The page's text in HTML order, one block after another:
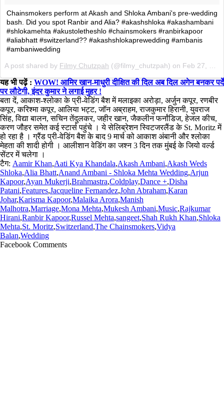
Chainsmokers perform at Akash and Shloka Ambani's pre-wedding
bash. Did you spot Ranbir and Alia? #akashshloka #akashambani
#shlokamehta #akustoletheshlo #chainsmokers #ranbirkapoor
#aliabhatt #switzerland?? #akashshlokaprewedding #ambanis
#ambaniwedding
A post shared by Filmy Chutzpah (@filmy_chutzpah) on Feb 27, 2019 at 12:57am PST
यह भी पढ़ें : WOW! आमिर खान-माधुरी दीक्षित की दिल अब दिल अगेन बनकर पर्दे
पर लौटेगी, इंदर कुमार ने लगाई मुहर !
बता दें, आकाश-श्लोका के प्री-वेडिंग बैश में मलाइका अरोड़ा, अर्जुन कपूर, रणबीर
कपूर, करिश्मा कपूर, आलिया भट्ट, जॉन अब्राहम, राजकुमार हिरानी, युवराज
सिंह, विद्या बालन, सचिन तेंदुलकर, जहीर खान, जैकलीन फर्नांडिज, हेजल कीच,
करण जौहर समेत कई स्टार्स पहुंचे । ये सेलिब्रेशन स्विटजरलैंड के St. Moritz में
हो रहा है । ग्रैंड प्री-वेडिंग बैश के बाद 9 मार्च को आकाश अंबानी और श्लोका
मेहता की शादी होगी । आलीशान वेडिंग का जश्न 3 दिन तक मुंबई के जियो वर्ल्ड
सेंटर में चलेगा ।
टैग: Aamir Khan,Aati Kya Khandala,Akash Ambani,Akash Weds
Shloka,Alia Bhatt,Anand Ambani - Shloka Mehta Wedding,Arjun
Kapoor,Ayan Mukerji,Brahmastra,Coldplay,Dance +,Disha
Patani,Features,Jacqueline Fernandez,John Abraham,Karan
Johar,Karisma Kapoor,Malaika Arora,Manish
Malhotra,Marriage,Mona Mehta,Mukesh Ambani,Music,Rajkumar
Hirani,Ranbir Kapoor,Russel Mehta,sangeet,Shah Rukh Khan,Shloka
Mehta,St. Moritz,Switzerland,The Chainsmokers,Vidya
Balan,Wedding
Facebook Comments